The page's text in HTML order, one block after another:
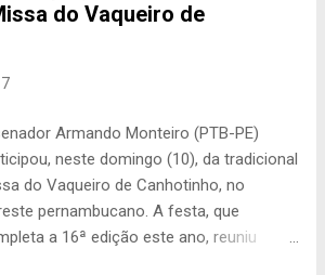
um dos políticos mais
em Canhotinho. Ainda hoje mais
do Vaqueiro de
Armando Monteiro (PTB-PE)
neste domingo (10), da tradicional
do Vaqueiro de Canhotinho, no
pernambucano. A festa, que
a 16ª edição este ano, reuniu